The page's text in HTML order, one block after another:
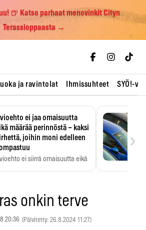
🍺 Katso parhaat menovinkit Cityn
Terassioppaasta →
ja ravintolat Ihmissuhteet SYÖ!-
ei jaa omaisuutta
määrää perinnöstä – kaksi
joihin moni edelleen
ei siirrä omaisuutta eikä
›
onkin terve
20:36 (Päivitetty: 26.8.2024 11:27)